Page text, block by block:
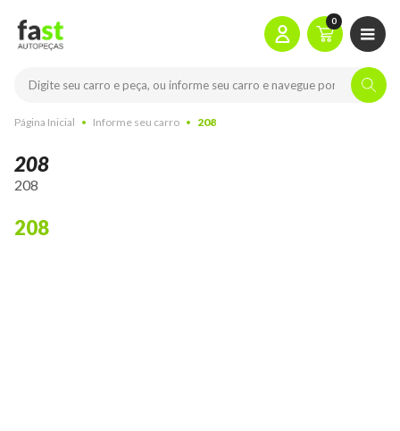
0
Página Inicial Informe seu carro 208
208
208
208